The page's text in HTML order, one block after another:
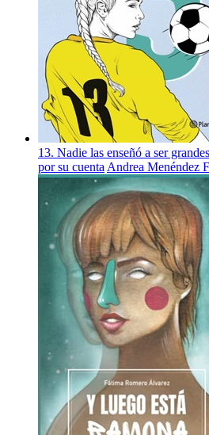
13. Nadie las enseñó a ser
por su cuenta Andrea Menéndez